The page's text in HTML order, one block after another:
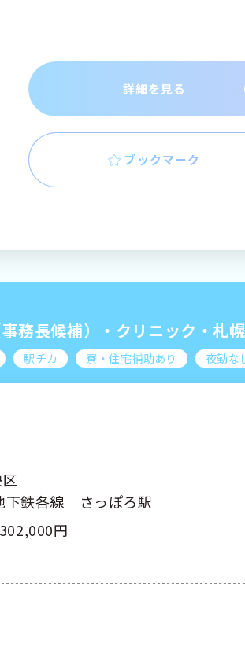
詳細を見る
ブックマーク
務長候補）・クリニック・札
駅チカ 寮・住宅補助あり 夜勤な
鉄各線 さっぽろ駅
円